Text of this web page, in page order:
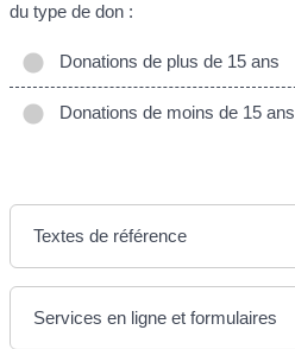
du type de don :
Donations de plus de 15 ans
Donations de moins de 15 ans
Textes de référence
Services en ligne et formulaires